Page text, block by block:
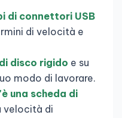
di connettori USB
di velocità e
disco rigido e su
modo di lavorare.
una scheda di
velocità di